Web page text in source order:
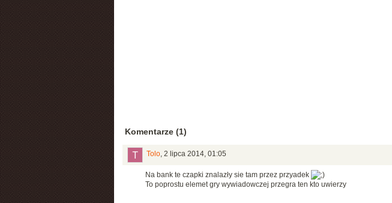
Komentarze (1)
Tolo, 2 lipca 2014, 01:05
Na bank te czapki znalazły sie tam przez przyadek
To poprostu elemet gry wywiadowczej przegra ten kto uwierzy